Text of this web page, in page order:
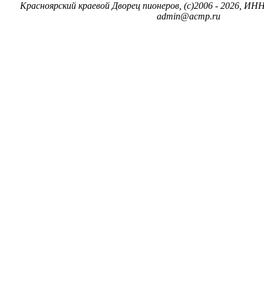
Красноярский краевой Дворец пионеров, (c)2006 - 2026,
admin@acmp.ru